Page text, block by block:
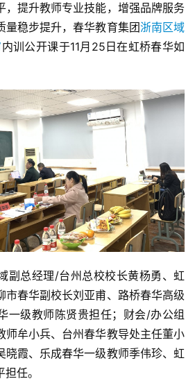
，提升教师专业技能，增强品牌服务
量稳步提升，春华教育集团浙南区域
内训公开课于11月25日在虹桥春华如
副总经理/台州总校校长黄杨勇、虹
市春华副校长刘亚甫、路桥春华高级
一级教师陈贤贵担任；财会/办公组
师牟小兵、台州春华教导处主任董小
晓霞、乐成春华一级教师季伟珍、虹
任。